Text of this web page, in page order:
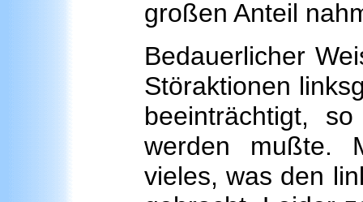
großen Anteil
Bedauerlicher
Störaktionen
beeinträchtigt,
werden mußte.
vieles, was den